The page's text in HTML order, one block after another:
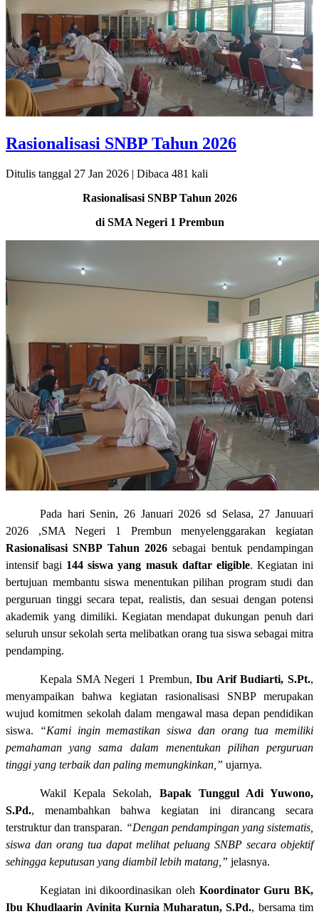
Rasionalisasi SNBP Tahun 2026
Ditulis tanggal 27 Jan 2026 | Dibaca 481 kali
Rasionalisasi SNBP Tahun 2026
di SMA Negeri 1 Prembun
Pada hari Senin, 26 Januari 2026 sd Selasa, 27 Januuari
2026 ,SMA Negeri 1 Prembun menyelenggarakan kegiatan
Rasionalisasi SNBP Tahun 2026 sebagai bentuk pendampingan
intensif bagi 144 siswa yang masuk daftar eligible. Kegiatan ini
bertujuan membantu siswa menentukan pilihan program studi dan
perguruan tinggi secara tepat, realistis, dan sesuai dengan potensi
akademik yang dimiliki. Kegiatan mendapat dukungan penuh dari
seluruh unsur sekolah serta melibatkan orang tua siswa sebagai mitra
pendamping.
Kepala SMA Negeri 1 Prembun,Ibu Arif Budiarti, S.Pt.,
menyampaikan bahwa kegiatan rasionalisasi SNBP merupakan
wujud komitmen sekolah dalam mengawal masa depan pendidikan
siswa.
“Kami ingin memastikan siswa dan orang tua memiliki
pemahaman yang sama dalam menentukan pilihan perguruan
tinggi yang terbaik dan paling memungkinkan,” ujarnya.
Wakil Kepala Sekolah, Bapak Tunggul Adi Yuwono,
S.Pd., menambahkan bahwa kegiatan ini dirancang secara
terstruktur dan transparan. “Dengan pendampingan yang sistematis,
siswa dan orang tua dapat melihat peluang SNBP secara objektif
sehingga keputusan yang diambil lebih matang,” jelasnya.
Kegiatan ini dikoordinasikan oleh Koordinator Guru BK,
Ibu Khudlaarin Avinita Kurnia Muharatun, S.Pd., bersama tim